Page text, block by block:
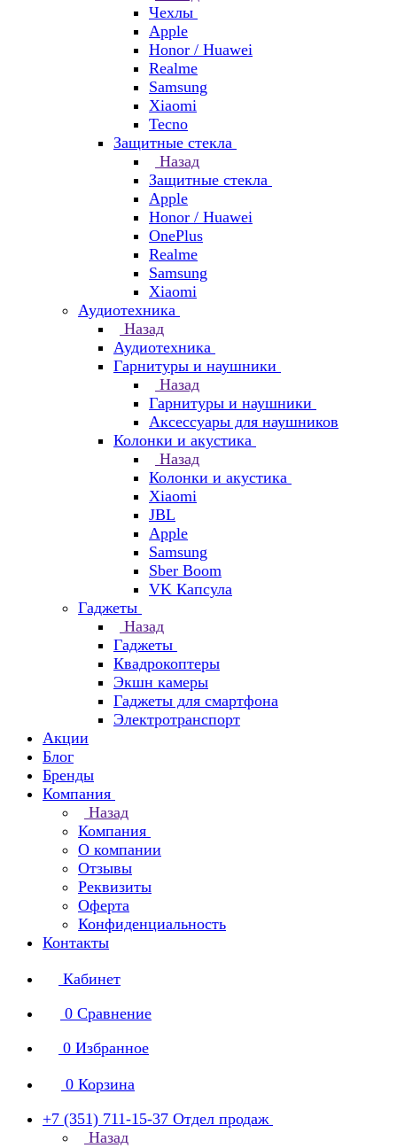
Чехлы
Apple
Honor / Huawei
Realme
Samsung
Xiaomi
Tecno
Защитные стекла
Назад
Защитные стекла
Apple
Honor / Huawei
OnePlus
Realme
Samsung
Xiaomi
Аудиотехника
Назад
Аудиотехника
Гарнитуры и наушники
Назад
Гарнитуры и наушники
Аксессуары для наушников
Колонки и акустика
Назад
Колонки и акустика
Xiaomi
JBL
Apple
Samsung
Sber Boom
VK Капсула
Гаджеты
Назад
Гаджеты
Квадрокоптеры
Экшн камеры
Гаджеты для смартфона
Электротранспорт
Акции
Блог
Бренды
Компания
Назад
Компания
О компании
Отзывы
Реквизиты
Оферта
Конфиденциальность
Контакты
Кабинет
0 Сравнение
0 Избранное
0 Корзина
+7 (351) 711-15-37 Отдел продаж
Назад